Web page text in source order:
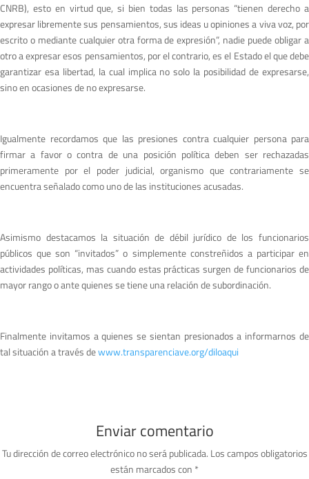
CNRB), esto en virtud que, si bien todas las personas “tienen derecho a
expresar libremente sus pensamientos, sus ideas u opiniones a viva voz, por
escrito o mediante cualquier otra forma de expresión”, nadie puede obligar a
otro a expresar esos pensamientos, por el contrario, es el Estado el que debe
garantizar esa libertad, la cual implica no solo la posibilidad de expresarse,
sino en ocasiones de no expresarse.
Igualmente recordamos que las presiones contra cualquier persona para
firmar a favor o contra de una posición política deben ser rechazadas
primeramente por el poder judicial, organismo que contrariamente se
encuentra señalado como uno de las instituciones acusadas.
Asimismo destacamos la situación de débil jurídico de los funcionarios
públicos que son “invitados” o simplemente constreñidos a participar en
actividades políticas, mas cuando estas prácticas surgen de funcionarios de
mayor rango o ante quienes se tiene una relación de subordinación.
Finalmente invitamos a quienes se sientan presionados a informarnos de
tal situación a través dewww.transparenciave.org/diloaqui
Enviar comentario
Tu dirección de correo electrónico no será publicada. Los campos obligatorios
están marcados con *